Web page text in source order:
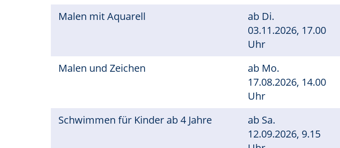
Malen mit Aquarell ab Di.
03.11.2026, 17.00
Uhr
Malen und Zeichen ab Mo.
17.08.2026, 14.00
Uhr
Schwimmen für Kinder ab 4 Jahre ab Sa.
12.09.2026, 9.15